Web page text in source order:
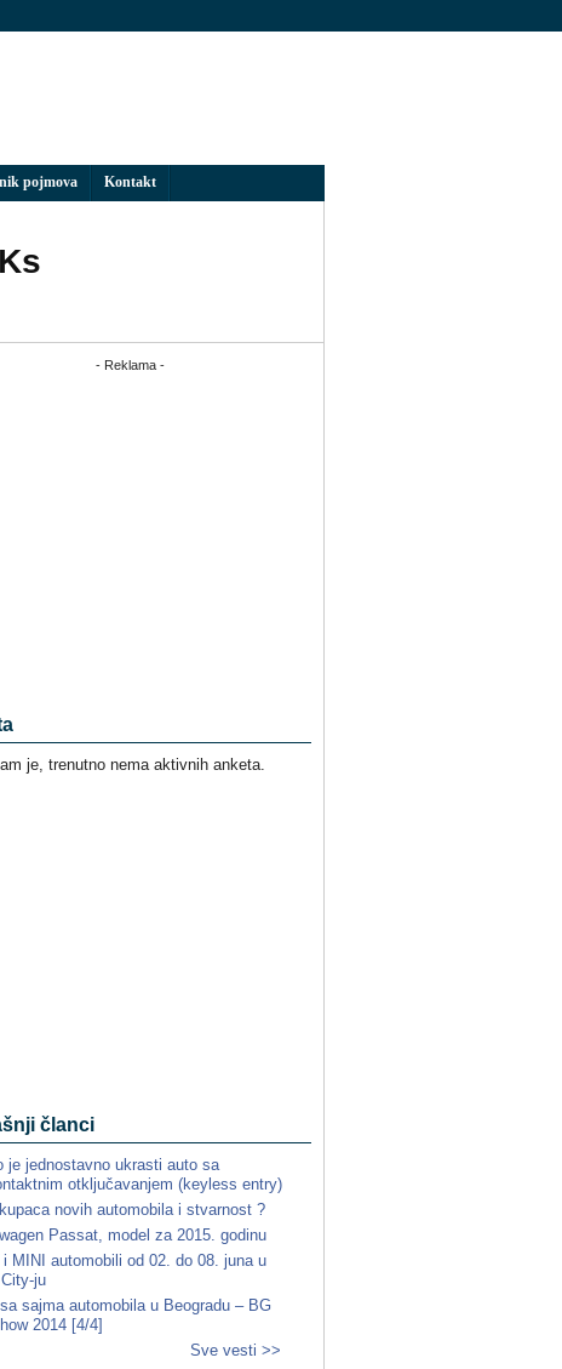
pojmova Kontakt
- Reklama -
je, trenutno nema aktivnih anketa.
članci
je jednostavno ukrasti auto sa
otključavanjem (keyless entry)
novih automobila i stvarnost ?
Passat, model za 2015. godinu
i MINI automobili od 02. do 08. juna u
ju
sajma automobila u Beogradu – BG
2014 [4/4]
Sve vesti >>